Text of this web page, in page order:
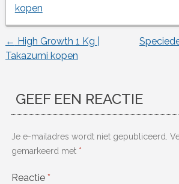
kopen
Berichtnavigatie
← High Growth 1 Kg |
Takazumi kopen
GEEF EEN REACTIE
Je e-mailadres wordt niet gepubliceerd.
gemarkeerd met *
Reactie *